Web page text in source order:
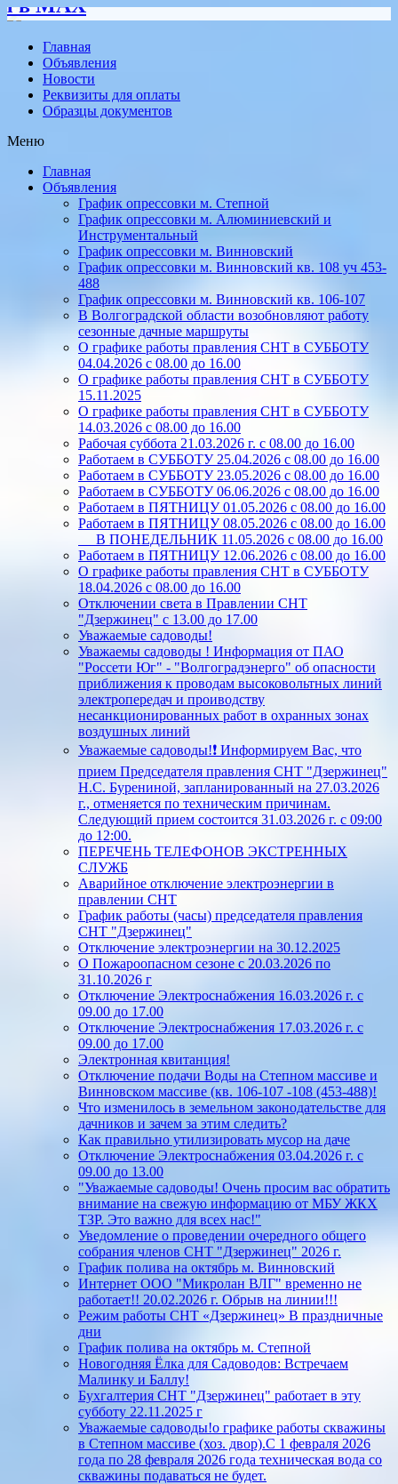
Главная
Объявления
Новости
Реквизиты для оплаты
Образцы документов
Меню
Главная
Объявления
График опрессовки м. Степной
График опрессовки м. Алюминиевский и
Инструментальный
График опрессовки м. Винновский
График опрессовки м. Винновский кв. 108 уч 453-
488
График опрессовки м. Винновский кв. 106-107
В Волгоградской области возобновляют работу
сезонные дачные маршруты
О графике работы правления СНТ в СУББОТУ
04.04.2026 с 08.00 до 16.00
О графике работы правления СНТ в СУББОТУ
15.11.2025
О графике работы правления СНТ в СУББОТУ
14.03.2026 с 08.00 до 16.00
Рабочая суббота 21.03.2026 г. с 08.00 до 16.00
Работаем в СУББОТУ 25.04.2026 с 08.00 до 16.00
Работаем в СУББОТУ 23.05.2026 с 08.00 до 16.00
Работаем в СУББОТУ 06.06.2026 с 08.00 до 16.00
Работаем в ПЯТНИЦУ 01.05.2026 с 08.00 до 16.00
Работаем в ПЯТНИЦУ 08.05.2026 с 08.00 до 16.00
В ПОНЕДЕЛЬНИК 11.05.2026 с 08.00 до 16.00
Работаем в ПЯТНИЦУ 12.06.2026 с 08.00 до 16.00
О графике работы правления СНТ в СУББОТУ
18.04.2026 с 08.00 до 16.00
Отключении света в Правлении СНТ
"Дзержинец" с 13.00 до 17.00
Уважаемые садоводы!
Уважаемы садоводы ! Информация от ПАО
"Россети Юг" - "Волгоградэнерго" об опасности
приближения к проводам высоковольтных линий
электропередач и проиводству
несанкционированных работ в охранных зонах
воздушных линий
Уважаемые садоводы!❗ Информируем Вас, что
прием Председателя правления СНТ "Дзержинец"
Н.С. Бурениной, запланированный на 27.03.2026
г., отменяется по техническим причинам.
Следующий прием состоится 31.03.2026 г. с 09:00
до 12:00.
ПЕРЕЧЕНЬ ТЕЛЕФОНОВ ЭКСТРЕННЫХ
СЛУЖБ
Аварийное отключение электроэнергии в
правлении СНТ
График работы (часы) председателя правления
СНТ "Дзержинец"
Отключение электроэнергии на 30.12.2025
О Пожароопасном сезоне с 20.03.2026 по
31.10.2026 г
Отключение Электроснабжения 16.03.2026 г. с
09.00 до 17.00
Отключение Электроснабжения 17.03.2026 г. с
09.00 до 17.00
Электронная квитанция!
Отключение подачи Воды на Степном массиве и
Винновском массиве (кв. 106-107 -108 (453-488)!
Что изменилось в земельном законодательстве для
дачников и зачем за этим следить?
Как правильно утилизировать мусор на даче
Отключение Электроснабжения 03.04.2026 г. с
09.00 до 13.00
"Уважаемые садоводы! Очень просим вас обратить
внимание на свежую информацию от МБУ ЖКХ
ТЗР. Это важно для всех нас!"
Уведомление о проведении очередного общего
собрания членов СНТ "Дзержинец" 2026 г.
График полива на октябрь м. Винновский
Интернет ООО "Микролан ВЛГ" временно не
работает!! 20.02.2026 г. Обрыв на линии!!!
Режим работы СНТ «Дзержинец» В праздничные
дни
График полива на октябрь м. Степной
Новогодняя Ёлка для Садоводов: Встречаем
Малинку и Баллу!
Бухгалтерия СНТ "Дзержинец" работает в эту
субботу 22.11.2025 г
Уважаемые садоводы!о графике работы скважины
в Степном массиве (хоз. двор).С 1 февраля 2026
года по 28 февраля 2026 года техническая вода со
скважины подаваться не будет.